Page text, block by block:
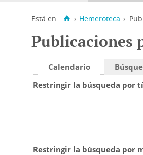
Está en: › Hemeroteca ›
Publicaciones
Calendario
Restringir la búsqueda por
Restringir la búsqueda por